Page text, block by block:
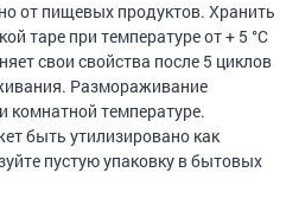
от пищевых продуктов. Хранить
таре при температуре от + 5 °С
свои свойства после 5 циклов
Размораживание
комнатной температуре.
быть утилизировано как
пустую упаковку в бытовых